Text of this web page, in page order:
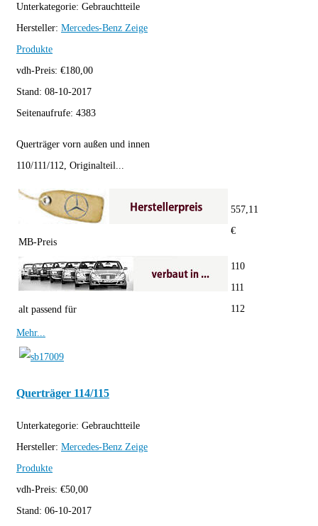
Unterkategorie: Gebrauchtteile
Hersteller: Mercedes-Benz Zeige
Produkte
vdh-Preis: €180,00
Stand: 08-10-2017
Seitenaufrufe: 4383
Querträger vorn außen und innen
110/111/112, Originalteil...
MB-Preis
557,11
€
alt passend für
110
111
112
Mehr...
Querträger 114/115
Unterkategorie: Gebrauchtteile
Hersteller: Mercedes-Benz Zeige
Produkte
vdh-Preis: €50,00
Stand: 06-10-2017